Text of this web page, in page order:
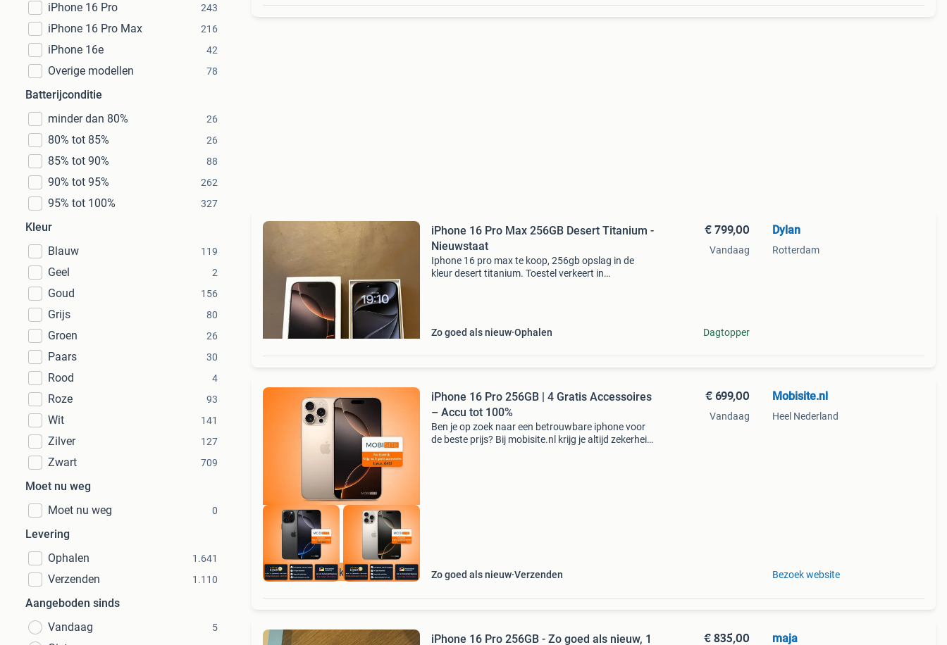
iPhone 16 Pro 243
iPhone 16 Pro Max 216
iPhone 16e 42
Overige modellen 78
Batterijconditie
minder dan 80%
26
80% tot 85% 26
85% tot 90% 88
90% tot 95% 262
95% tot 100% 327
Kleur
Blauw
119
Geel 2
Goud 156
Grijs 80
Groen 26
Paars 30
Rood 4
Roze 93
Wit 141
Zilver 127
Zwart 709
Moet nu weg
Moet nu weg
0
Levering
Ophalen
1.641
Verzenden 1.110
Aangeboden sinds
Vandaag
5
iPhone 16 Pro Max 256GB Desert Titanium -
Nieuwstaat
Iphone 16 pro max te koop, 256gb opslag in de
kleur desert titanium. Toestel verkeert in
Zo goed als nieuw Ophalen
€ 799,00
Vandaag
Dagtopper
Dylan
Rotterdam
Weekdeal
iPhone 16 Pro 256GB | 4 Gratis Accessoires
– Accu tot 100%
Ben je op zoek naar een betrouwbare iphone voor
de beste prijs? Bij mobisite.nl krijg je altijd zekerheid,
Zo goed als nieuw Verzenden
€ 699,00
Vandaag
Mobisite.nl
Heel Nederland
Bezoek website
iPhone 16 Pro 256GB - Zo goed als nieuw, 1 € 835,00 maja